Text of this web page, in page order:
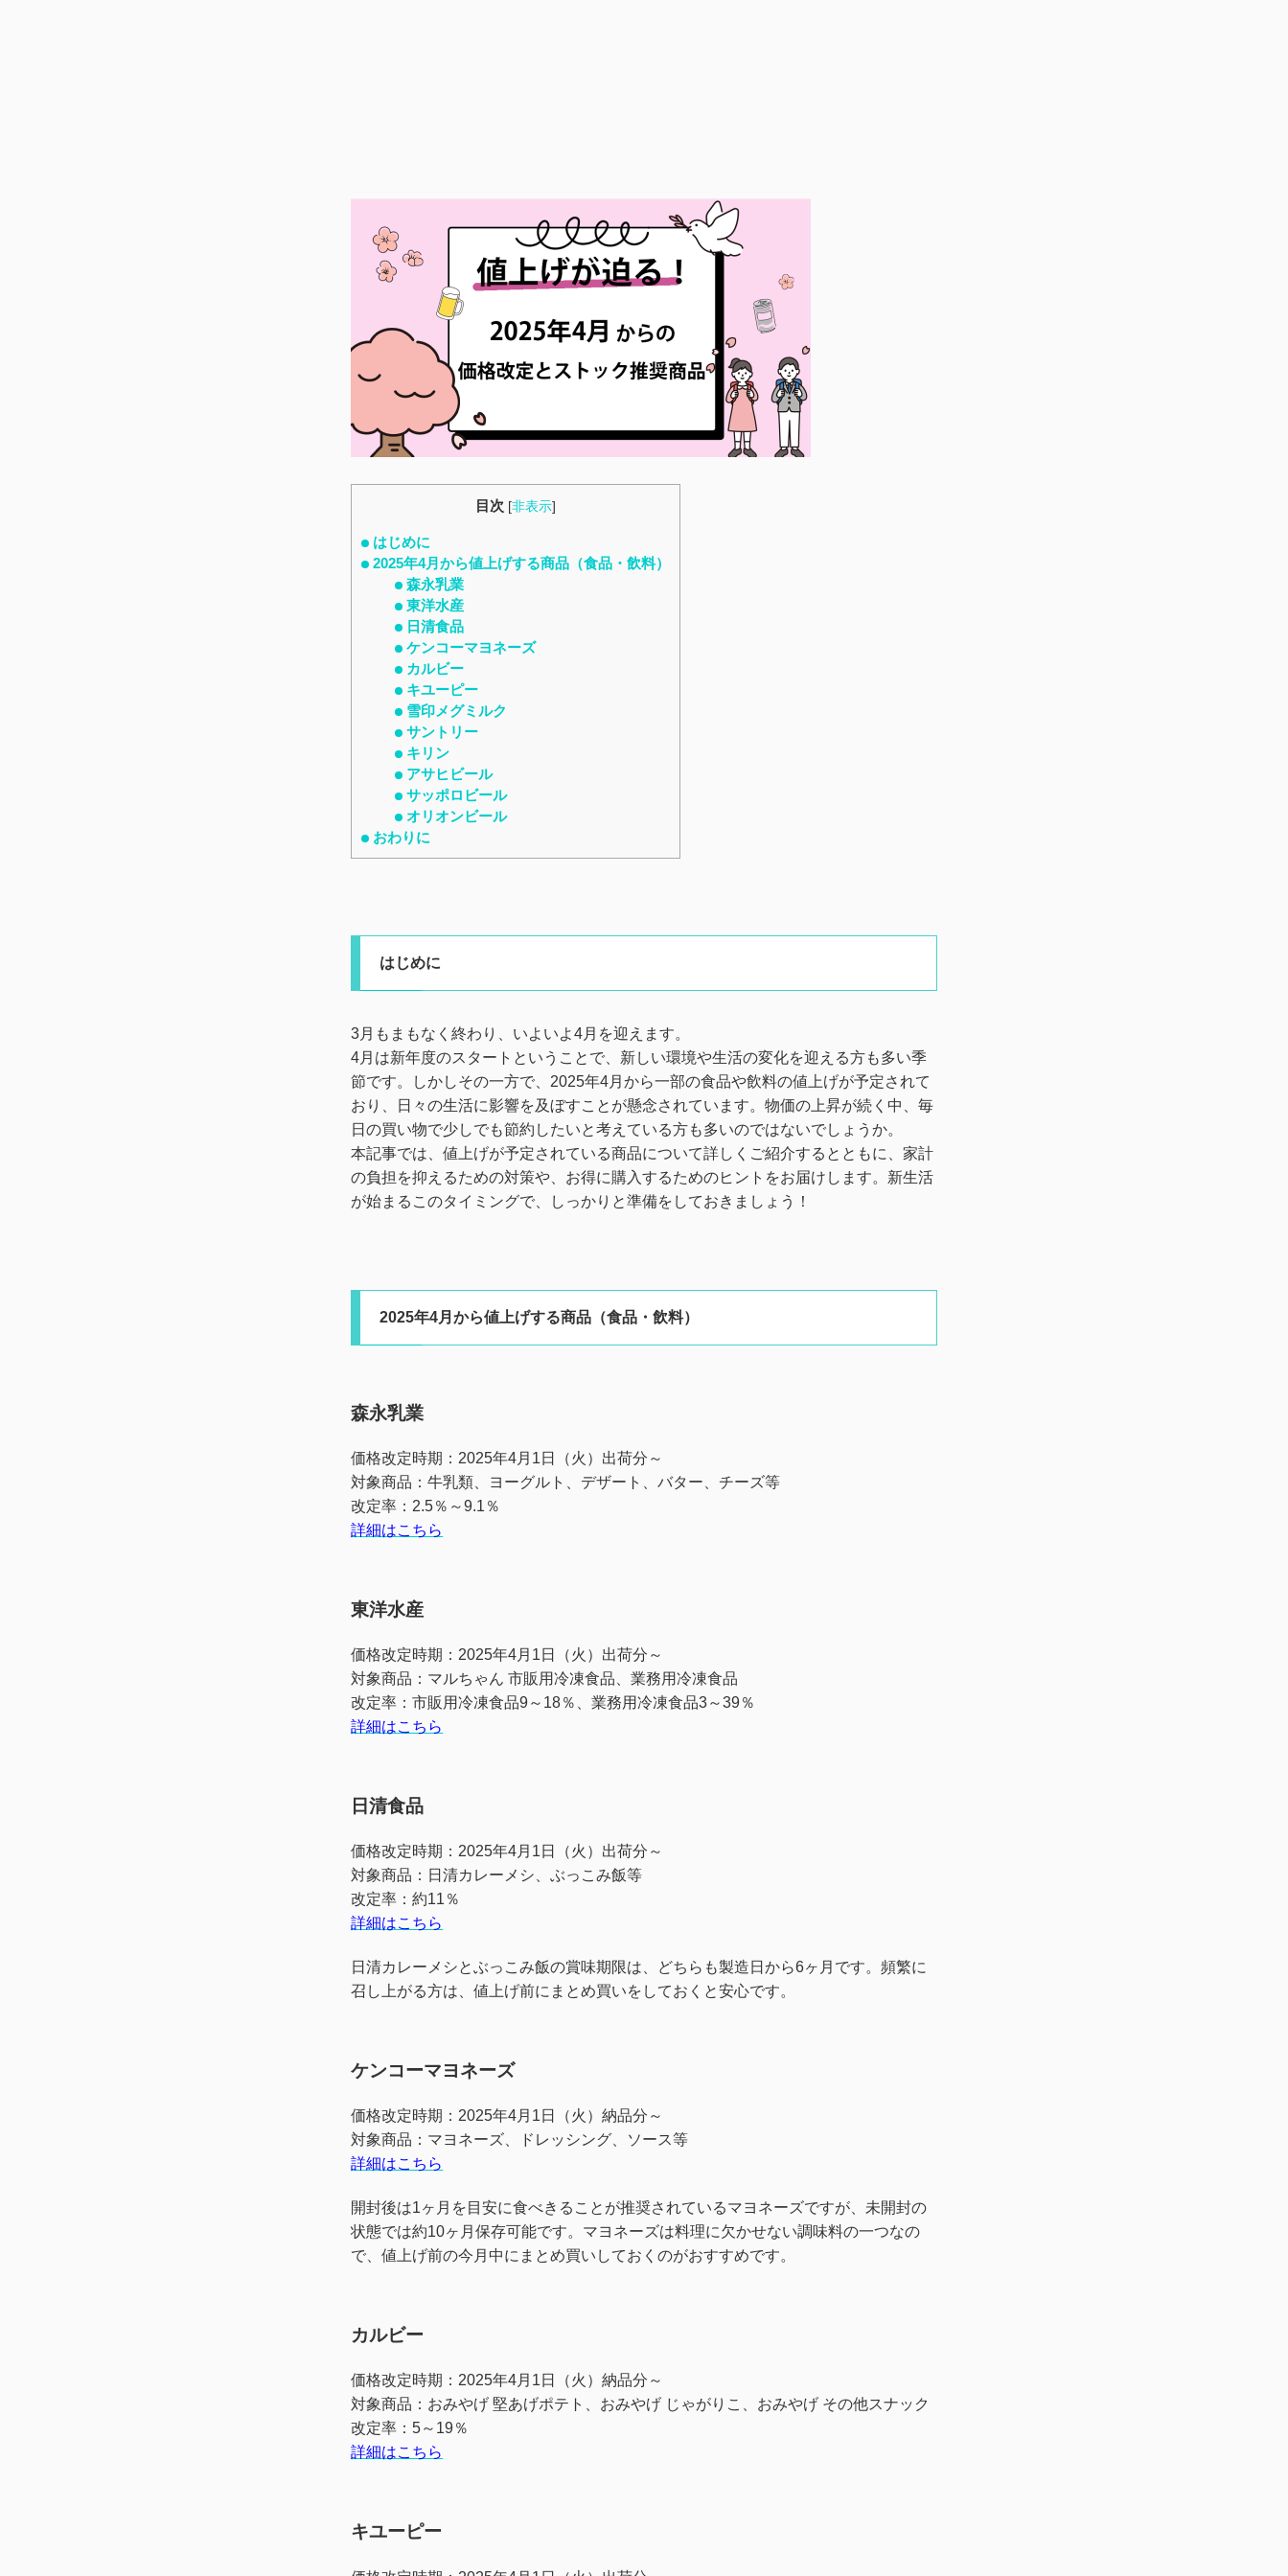
目次 [非表示]
はじめに
2025年4月から値上げする商品（食品・飲料）
森永乳業
東洋水産
日清食品
ケンコーマヨネーズ
カルビー
キユーピー
雪印メグミルク
サントリー
キリン
アサヒビール
サッポロビール
オリオンビール
おわりに
はじめに
3月もまもなく終わり、いよいよ4月を迎えます。
4月は新年度のスタートということで、新しい環境や生活の変化を迎える方も多い季
節です。しかしその一方で、2025年4月から一部の食品や飲料の値上げが予定されて
おり、日々の生活に影響を及ぼすことが懸念されています。物価の上昇が続く中、毎
日の買い物で少しでも節約したいと考えている方も多いのではないでしょうか。
本記事では、値上げが予定されている商品について詳しくご紹介するとともに、家計
の負担を抑えるための対策や、お得に購入するためのヒントをお届けします。新生活
が始まるこのタイミングで、しっかりと準備をしておきましょう！
2025年4月から値上げする商品（食品・飲料）
森永乳業
価格改定時期：2025年4月1日（火）出荷分～
対象商品：牛乳類、ヨーグルト、デザート、バター、チーズ等
改定率：2.5％～9.1％
詳細はこちら
東洋水産
価格改定時期：2025年4月1日（火）出荷分～
対象商品：マルちゃん 市販用冷凍食品、業務用冷凍食品
改定率：市販用冷凍食品9～18％、業務用冷凍食品3～39％
詳細はこちら
日清食品
価格改定時期：2025年4月1日（火）出荷分～
対象商品：日清カレーメシ、ぶっこみ飯等
改定率：約11％
詳細はこちら
日清カレーメシとぶっこみ飯の賞味期限は、どちらも製造日から6ヶ月です。頻繁に
召し上がる方は、値上げ前にまとめ買いをしておくと安心です。
ケンコーマヨネーズ
価格改定時期：2025年4月1日（火）納品分～
対象商品：マヨネーズ、ドレッシング、ソース等
詳細はこちら
開封後は1ヶ月を目安に食べきることが推奨されているマヨネーズですが、未開封の
状態では約10ヶ月保存可能です。マヨネーズは料理に欠かせない調味料の一つなの
で、値上げ前の今月中にまとめ買いしておくのがおすすめです。
カルビー
価格改定時期：2025年4月1日（火）納品分～
対象商品：おみやげ 堅あげポテト、おみやげ じゃがりこ、おみやげ その他スナック
改定率：5～19％
詳細はこちら
キユーピー